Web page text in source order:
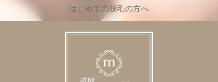
はじめての脱毛の方へ